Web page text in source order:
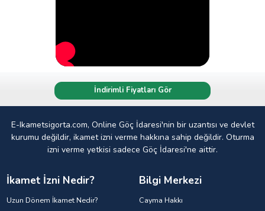
İndirimli Fiyatları Gör
E-Ikametsigorta.com, Online Göç İdaresi'nin bir uzantısı ve devlet
kurumu değildir, ikamet izni verme hakkına sahip değildir. Oturma
izni verme yetkisi sadece Göç İdaresi'ne aittir.
İkamet İzni Nedir?
Uzun Dönem İkamet Nedir?
Bilgi Merkezi
Cayma Hakkı